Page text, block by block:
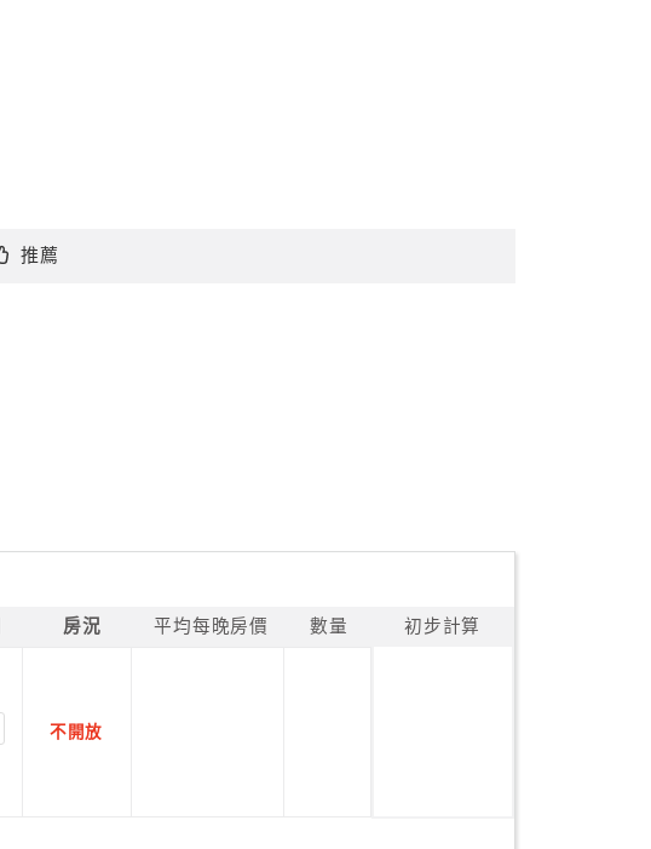
推薦
房況 平均每晚房價 數量 初步計算
不開放